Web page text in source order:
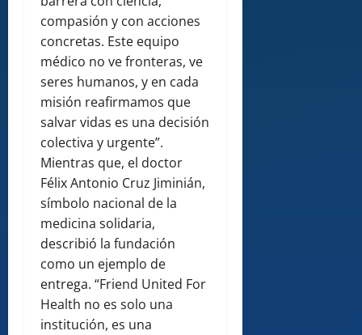
compasión y con acciones
concretas. Este equipo
médico no ve fronteras, ve
seres humanos, y en cada
misión reafirmamos que
salvar vidas es una decisión
colectiva y urgente”.
Mientras que, el doctor
Félix Antonio Cruz Jiminián,
símbolo nacional de la
medicina solidaria,
describió la fundación
como un ejemplo de
entrega. “Friend United For
Health no es solo una
institución, es una